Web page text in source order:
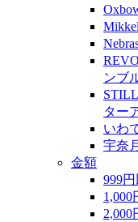
ンブ
ター
いわ
宇奈
金額
999
1,000
2,000